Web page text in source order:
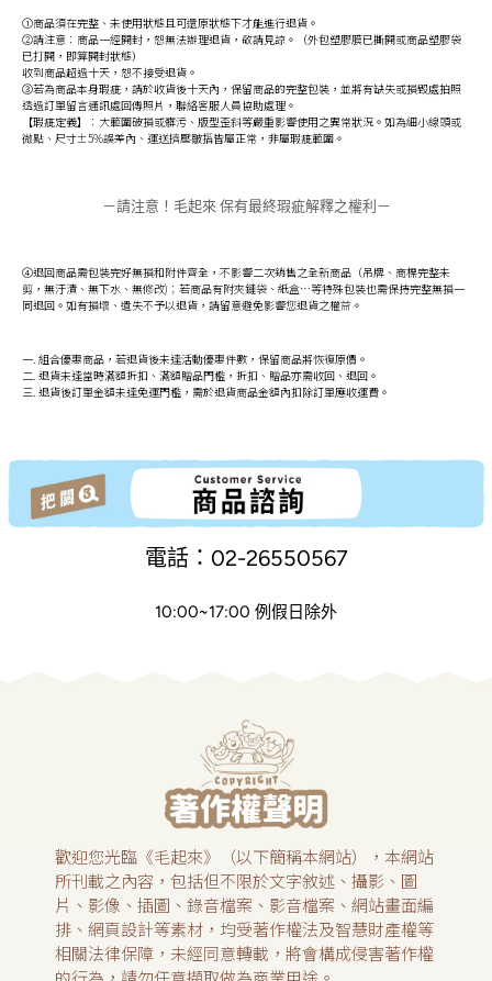
①商品須在完整、未使用狀態且可還原狀態下才能進行退貨。
②請注意：商品一經開封，恕無法辦理退貨，敬請見諒。（外包塑膠膜已撕開或商品塑膠袋
已打開，即算開封狀態）
收到商品超過十天，恕不接受退貨。
③若為商品本身瑕疵，請於收貨後十天內，保留商品的完整包裝，並將有缺失或損毀處拍照
透過訂單留言通訊處回傳照片，聯絡客服人員協助處理。
【瑕疵定義】：大範圍破損或髒污、版型歪斜等嚴重影響使用之異常狀況。如為細小線頭或
微點、尺寸±5%誤差內、運送擠壓皺摺皆屬正常，非屬瑕疵範圍。
－請注意！毛起來 保有最終瑕疵解釋之權利－
④退回商品需包裝完好無損和附件齊全，不影響二次銷售之全新商品（吊牌、商標完整未
剪，無汙漬、無下水、無修改)；若商品有附夾鏈袋、紙盒…等特殊包裝也需保持完整無損一
同退回。如有損壞、遺失不予以退貨，請留意避免影響您退貨之權益。
一. 組合優惠商品，若退貨後未達活動優惠件數，保留商品將恢復原價。
二. 退貨未達當時滿額折扣、滿額贈品門檻，折扣、贈品亦需收回、退回。
三. 退貨後訂單金額未達免運門檻，需於退貨商品金額內扣除訂單應收運費。
電話：02-26550567
10:00~17:00 例假日除外
歡迎您光臨《毛起來》（以下簡稱本網站），本網站
所刊載之內容，包括但不限於文字敘述、攝影、圖
片、影像、插圖、錄音檔案、影音檔案、網站畫面編
排、網頁設計等素材，均受著作權法及智慧財產權等
相關法律保障，未經同意轉載，將會構成侵害著作權